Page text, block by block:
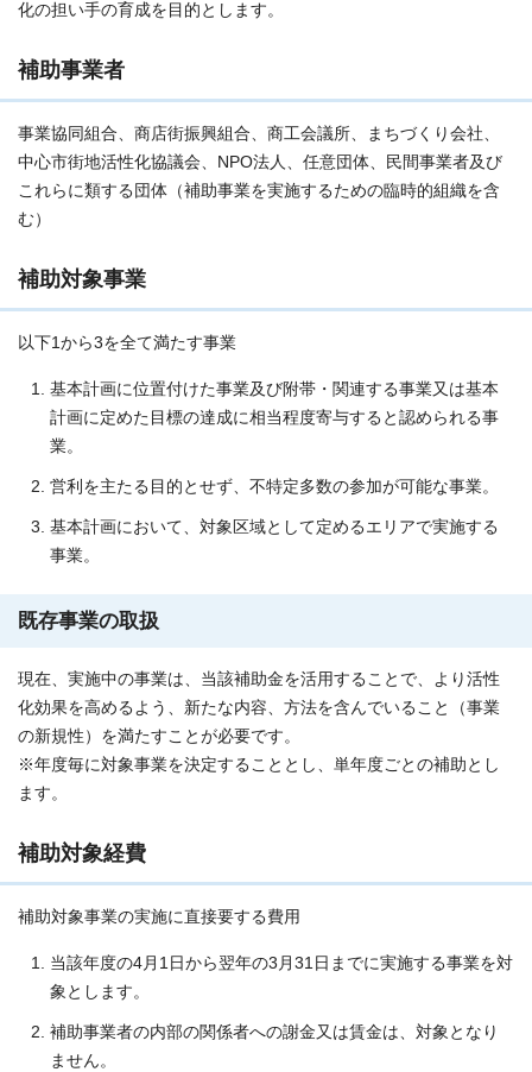
化の担い手の育成を目的とします。
補助事業者
事業協同組合、商店街振興組合、商工会議所、まちづくり会社、
中心市街地活性化協議会、NPO法人、任意団体、民間事業者及び
これらに類する団体（補助事業を実施するための臨時的組織を含
む）
補助対象事業
以下1から3を全て満たす事業
基本計画に位置付けた事業及び附帯・関連する事業又は基本
計画に定めた目標の達成に相当程度寄与すると認められる事
業。
営利を主たる目的とせず、不特定多数の参加が可能な事業。
基本計画において、対象区域として定めるエリアで実施する
事業。
既存事業の取扱
現在、実施中の事業は、当該補助金を活用することで、より活性
化効果を高めるよう、新たな内容、方法を含んでいること（事業
の新規性）を満たすことが必要です。
※年度毎に対象事業を決定することとし、単年度ごとの補助とし
ます。
補助対象経費
補助対象事業の実施に直接要する費用
当該年度の4月1日から翌年の3月31日までに実施する事業を対
象とします。
補助事業者の内部の関係者への謝金又は賃金は、対象となり
ません。